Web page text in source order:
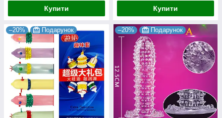
Купити Купити
–20% Подарунок –20% Подарунок